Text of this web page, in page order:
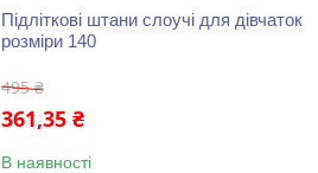
Підліткові штани слоучі для дівчаток
розміри 140
495 ₴
361,35 ₴
В наявності